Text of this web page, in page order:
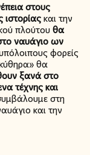
στους
ιστορίαςκαι την
πλούτουθα
ναυάγιο ων
φορείς
θα
ξανά στο
τέχνης και
στη
και την